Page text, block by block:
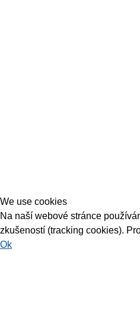
We use cookies
Na naší webové stránce
zkušeností (tracking cookies).
Ok